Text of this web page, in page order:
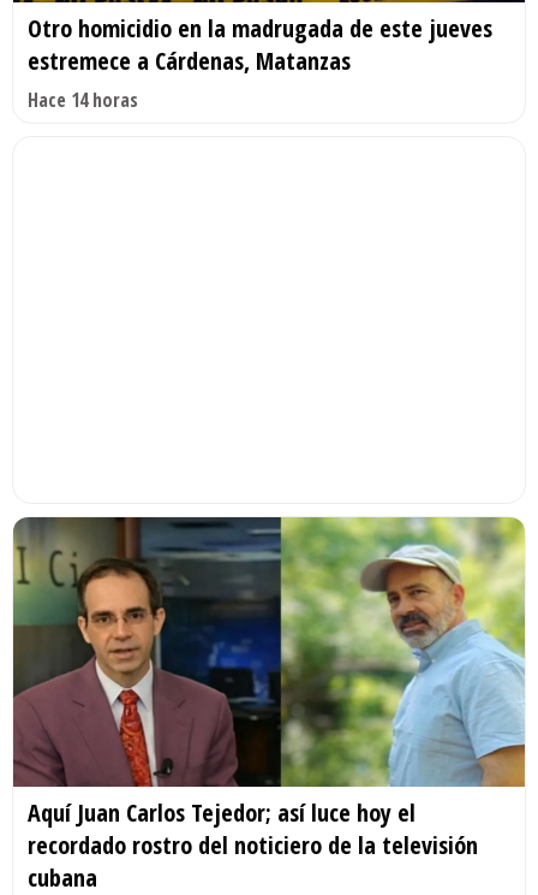
Otro homicidio en la madrugada de este jueves
estremece a Cárdenas, Matanzas
Hace 14 horas
Aquí Juan Carlos Tejedor; así luce hoy el
recordado rostro del noticiero de la televisión
cubana